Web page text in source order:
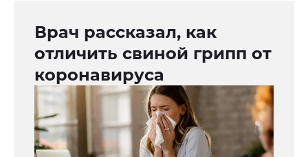
Врач рассказал, как
отличить свиной грипп от
коронавируса